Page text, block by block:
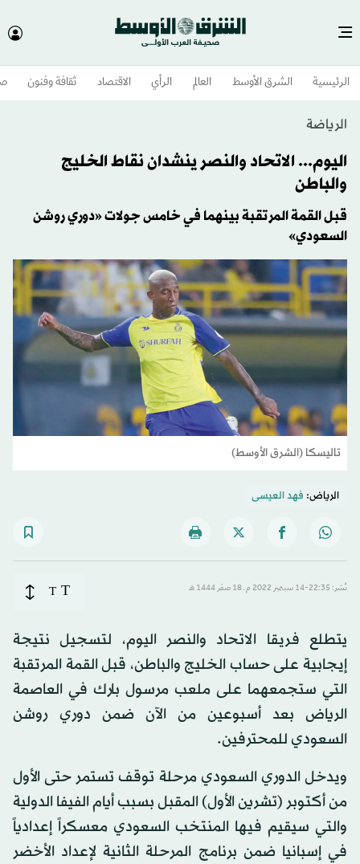
الرئيسية الشرق الأوسط​ العالم الرأي الاقتصاد ثقافة وفنون
الرياضة
اليوم... الاتحاد والنصر ينشدان نقاط الخليج
والباطن
قبل القمة المرتقبة بينهما في خامس جولات «دوري روشن
السعودي»
تاليسكا (الشرق الأوسط)
الرياض: فهد العيسى
نُشر: 22:35-14 سبتمبر 2022 م ـ 18 صفَر 1444 هـ T
T
يتطلع فريقا الاتحاد والنصر اليوم، لتسجيل نتيجة
إيجابية على حساب الخليج والباطن، قبل القمة المرتقبة
التي ستجمعهما على ملعب مرسول بارك في العاصمة
الرياض بعد أسبوعين من الآن ضمن دوري روشن
السعودي للمحترفين.
ويدخل الدوري السعودي مرحلة توقف تستمر حتى الأول
من أكتوبر (تشرين الأول) المقبل بسبب أيام الفيفا الدولية
والتي سيقيم فيها المنتخب السعودي معسكراً إعدادياً
في إسبانيا ضمن برنامج المرحلة الثانية لإعداد الأخضر